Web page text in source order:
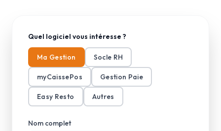
Quel logiciel vous intéresse ?
Ma Gestion Socle RH
myCaissePos Gestion Paie
Easy Resto Autres
Nom complet